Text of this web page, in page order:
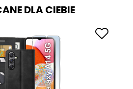
DLA CIEBIE